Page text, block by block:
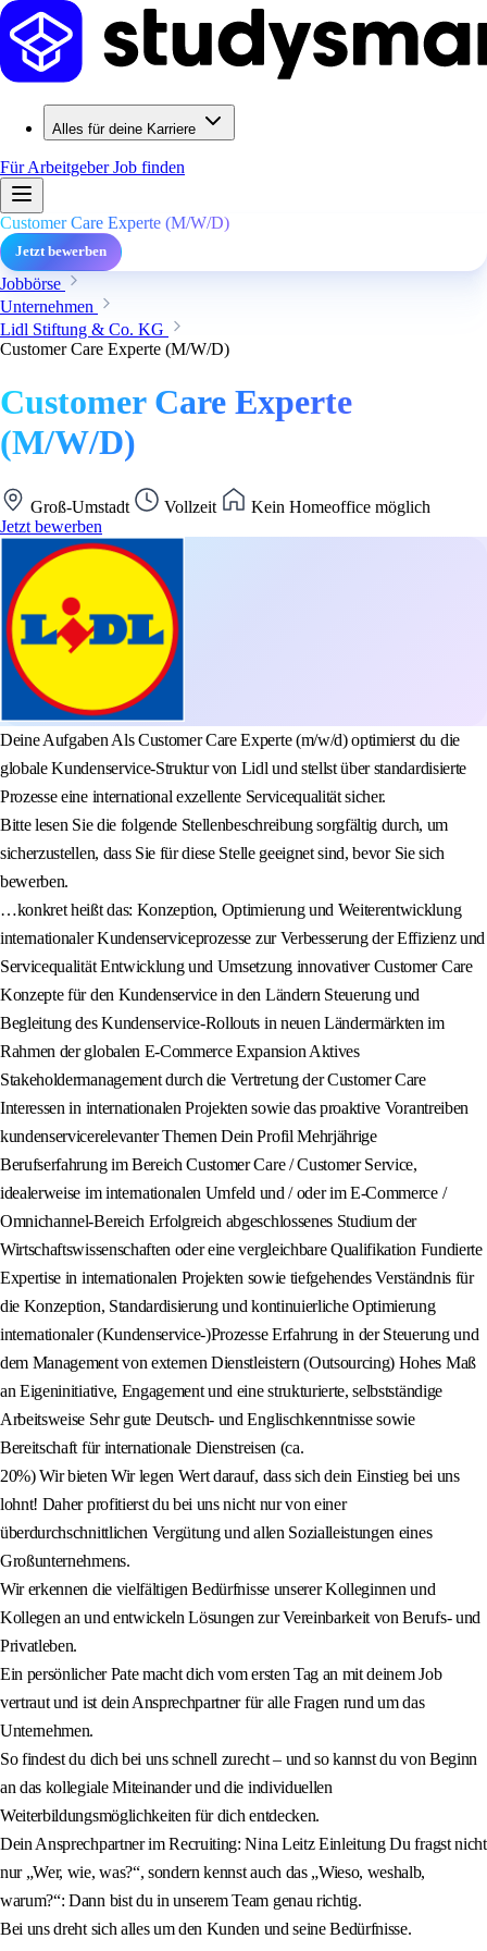
Alles für deine Karriere
Für ArbeitgeberJob finden
Customer Care Experte (M/W/D)
Jetzt bewerben
Jobbörse
Unternehmen
Lidl Stiftung & Co. KG
Customer Care Experte (M/W/D)
Customer Care Experte
(M/W/D)
Groß-Umstadt Vollzeit
Kein Homeoffice möglich
Jetzt bewerben
Deine Aufgaben Als Customer Care Experte (m/w/d) optimierst du die
globale Kundenservice-Struktur von Lidl und stellst über standardisierte
Prozesse eine international exzellente Servicequalität sicher.
Bitte lesen Sie die folgende Stellenbeschreibung sorgfältig durch, um
sicherzustellen, dass Sie für diese Stelle geeignet sind, bevor Sie sich
bewerben.
…konkret heißt das: Konzeption, Optimierung und Weiterentwicklung
internationaler Kundenserviceprozesse zur Verbesserung der Effizienz und
Servicequalität Entwicklung und Umsetzung innovativer Customer Care
Konzepte für den Kundenservice in den Ländern Steuerung und
Begleitung des Kundenservice-Rollouts in neuen Ländermärkten im
Rahmen der globalen E-Commerce Expansion Aktives
Stakeholdermanagement durch die Vertretung der Customer Care
Interessen in internationalen Projekten sowie das proaktive Vorantreiben
kundenservicerelevanter Themen Dein Profil Mehrjährige
Berufserfahrung im Bereich Customer Care / Customer Service,
idealerweise im internationalen Umfeld und / oder im E-Commerce /
Omnichannel-Bereich Erfolgreich abgeschlossenes Studium der
Wirtschaftswissenschaften oder eine vergleichbare Qualifikation Fundierte
Expertise in internationalen Projekten sowie tiefgehendes Verständnis für
die Konzeption, Standardisierung und kontinuierliche Optimierung
internationaler (Kundenservice-)Prozesse Erfahrung in der Steuerung und
dem Management von externen Dienstleistern (Outsourcing) Hohes Maß
an Eigeninitiative, Engagement und eine strukturierte, selbstständige
Arbeitsweise Sehr gute Deutsch- und Englischkenntnisse sowie
Bereitschaft für internationale Dienstreisen (ca.
20%) Wir bieten Wir legen Wert darauf, dass sich dein Einstieg bei uns
lohnt! Daher profitierst du bei uns nicht nur von einer
überdurchschnittlichen Vergütung und allen Sozialleistungen eines
Großunternehmens.
Wir erkennen die vielfältigen Bedürfnisse unserer Kolleginnen und
Kollegen an und entwickeln Lösungen zur Vereinbarkeit von Berufs- und
Privatleben.
Ein persönlicher Pate macht dich vom ersten Tag an mit deinem Job
vertraut und ist dein Ansprechpartner für alle Fragen rund um das
Unternehmen.
So findest du dich bei uns schnell zurecht – und so kannst du von Beginn
an das kollegiale Miteinander und die individuellen
Weiterbildungsmöglichkeiten für dich entdecken.
Dein Ansprechpartner im Recruiting: Nina Leitz Einleitung Du fragst nicht
nur „Wer, wie, was?“, sondern kennst auch das „Wieso, weshalb,
warum?“: Dann bist du in unserem Team genau richtig.
Bei uns dreht sich alles um den Kunden und seine Bedürfnisse.